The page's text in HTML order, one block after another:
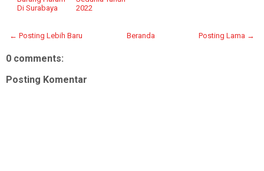
Di Surabaya
2022
← Posting Lebih Baru Posting Lama →
Beranda
0 comments:
Posting Komentar